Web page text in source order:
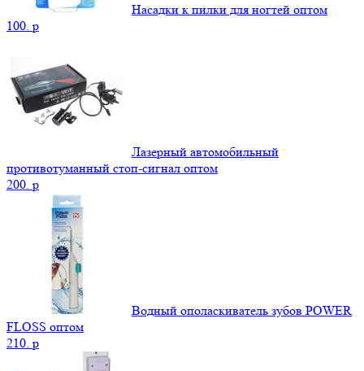
Насадки к пилки для ногтей оптом
100. p
Лазерный автомобильный
противотуманный стоп-сигнал оптом
200. p
Водный ополаскиватель зубов POWER
FLOSS оптом
210. p